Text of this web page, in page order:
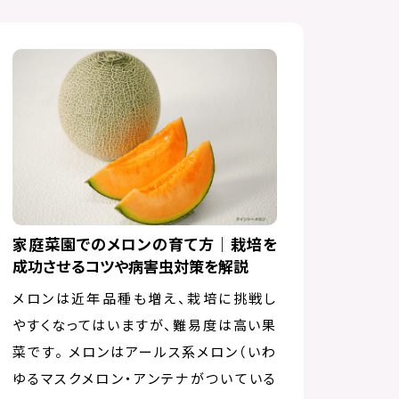
家庭菜園でのメロンの育て方｜栽培を
成功させるコツや病害虫対策を解説
メロンは近年品種も増え、栽培に挑戦し
やすくなってはいますが、難易度は高い果
菜です。 メロンはアールス系メロン（いわ
ゆるマスクメロン・アンテナがついている